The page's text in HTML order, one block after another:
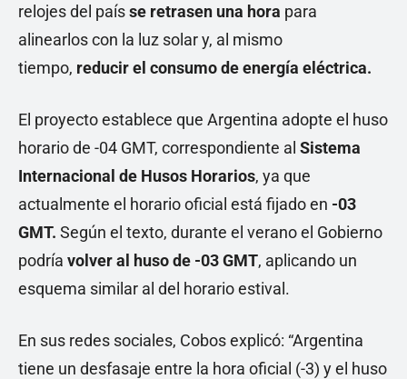
relojes del paísse retrasen una hora para
alinearlos con la luz solar y, al mismo
tiempo, reducir el consumo de energía eléctrica.
El proyecto establece que Argentina adopte el huso
horario de -04 GMT, correspondiente al Sistema
Internacional de Husos Horarios, ya que
actualmente el horario oficial está fijado en -03
GMT. Según el texto, durante el verano el Gobierno
podría volver al huso de -03 GMT, aplicando un
esquema similar al del horario estival.
En sus redes sociales, Cobos explicó: “Argentina
tiene un desfasaje entre la hora oficial (-3) y el huso